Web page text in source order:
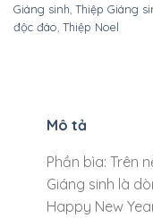
Giáng sinh Thiệp Giáng
độc đáo Thiệp Noel
Mô tả
Phần bìa: Trên
Giáng sinh là
Happy New